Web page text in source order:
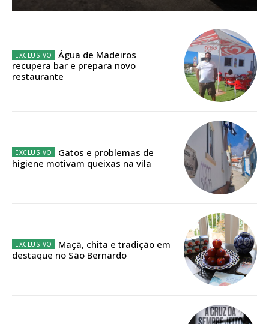
Escolha o plano de assinatura desejado:
32€
Edição em papel entregue à Quinta-feira em sua
casa
Acesso ao conteúdo online
Acesso aos conteúdos Exclusivos para
Água de Madeiros
recupera bar e prepara novo
restaurante
Gatos e problemas de
higiene motivam queixas na vila
Maçã, chita e tradição em
destaque no São Bernardo